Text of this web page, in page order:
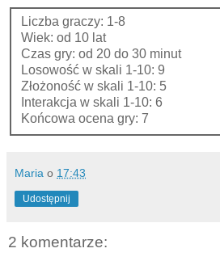
Liczba graczy: 1-8
Wiek: od 10 lat
Czas gry: od 20 do 30 minut
Losowość w skali 1-10: 9
Złożoność w skali 1-10: 5
Interakcja w skali 1-10: 6
Końcowa ocena gry: 7
Maria o 17:43
Udostępnij
2 komentarze: